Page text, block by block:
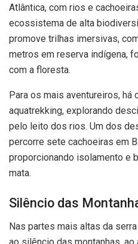
Atlântica, com rios e
ecossistema de alta
promove trilhas imersivas,
metros em reserva indígena,
com a floresta.
Para os mais aventureiros, há
aquatrekking, explorando
pelo leito dos rios. Um dos
percorre sete cachoeiras em
proporcionando isolamento e
mata.
Silêncio das
Nas partes mais altas da
ao silêncio das montanhas, ao